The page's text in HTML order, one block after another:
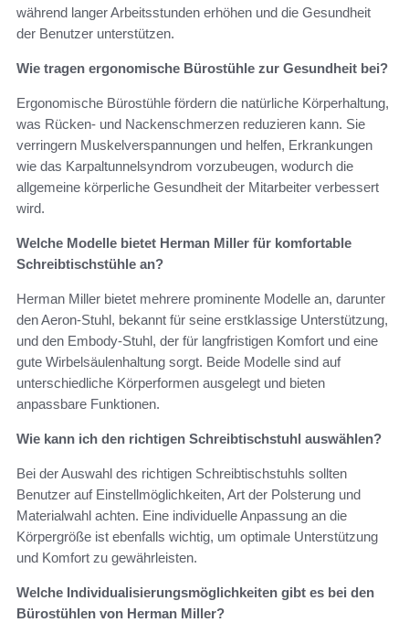
während langer Arbeitsstunden erhöhen und die Gesundheit
der Benutzer unterstützen.
Wie tragen ergonomische Bürostühle zur Gesundheit bei?
Ergonomische Bürostühle fördern die natürliche Körperhaltung,
was Rücken- und Nackenschmerzen reduzieren kann. Sie
verringern Muskelverspannungen und helfen, Erkrankungen
wie das Karpaltunnelsyndrom vorzubeugen, wodurch die
allgemeine körperliche Gesundheit der Mitarbeiter verbessert
wird.
Welche Modelle bietet Herman Miller für komfortable
Schreibtischstühle an?
Herman Miller bietet mehrere prominente Modelle an, darunter
den Aeron-Stuhl, bekannt für seine erstklassige Unterstützung,
und den Embody-Stuhl, der für langfristigen Komfort und eine
gute Wirbelsäulenhaltung sorgt. Beide Modelle sind auf
unterschiedliche Körperformen ausgelegt und bieten
anpassbare Funktionen.
Wie kann ich den richtigen Schreibtischstuhl auswählen?
Bei der Auswahl des richtigen Schreibtischstuhls sollten
Benutzer auf Einstellmöglichkeiten, Art der Polsterung und
Materialwahl achten. Eine individuelle Anpassung an die
Körpergröße ist ebenfalls wichtig, um optimale Unterstützung
und Komfort zu gewährleisten.
Welche Individualisierungsmöglichkeiten gibt es bei den
Bürostühlen von Herman Miller?